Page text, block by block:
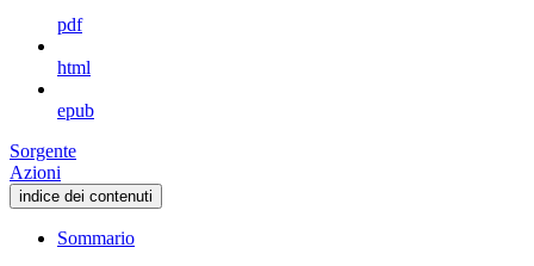
pdf
html
epub
Sorgente
Azioni
indice dei contenuti
Sommario